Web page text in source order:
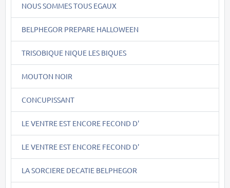
NOUS SOMMES TOUS EGAUX
BELPHEGOR PREPARE HALLOWEEN
TRISOBIQUE NIQUE LES BIQUES
MOUTON NOIR
CONCUPISSANT
LE VENTRE EST ENCORE FECOND D'
LE VENTRE EST ENCORE FECOND D'
LA SORCIERE DECATIE BELPHEGOR